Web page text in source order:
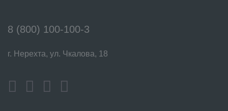
8 (800) 100-100-3
г. Нерехта, ул. Чкалова, 18